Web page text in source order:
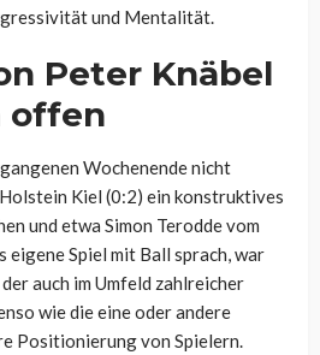
und Mentalität.
Peter Knäbel
offen
Wochenende nicht
Kiel (0:2) ein konstruktives
und etwa Simon Terodde vom
eigene Spiel mit Ball sprach, war
auch im Umfeld zahlreicher
wie die eine oder andere
Positionierung von Spielern.